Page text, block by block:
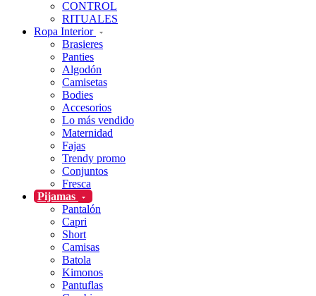
CONTROL
RITUALES
Ropa Interior
Brasieres
Panties
Algodón
Camisetas
Bodies
Accesorios
Lo más vendido
Maternidad
Fajas
Trendy promo
Conjuntos
Fresca
Pijamas
Pantalón
Capri
Short
Camisas
Batola
Kimonos
Pantuflas